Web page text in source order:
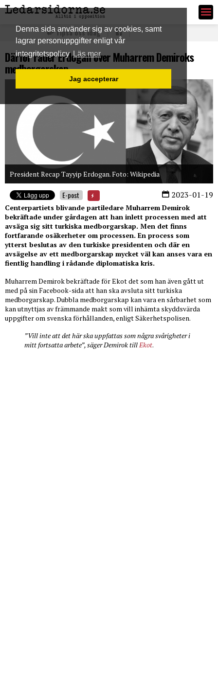
Denna sida använder sig av cookies, samt
lagrar personuppgifter enligt vår
integritetspolicy Läs mer
Jag accepterar
Ledarsidorna.se
Tipsa oss idag
Därför råder Erdogan över Muharrem Demiroks
medborgarskap
President Recap Tayyip Erdogan. Foto: Wikipedia
2023-01-19
E-post
Centerpartiets blivande partiledare Muharrem Demirok
bekräftade under gårdagen att han inlett processen med att
avsäga sig sitt turkiska medborgarskap. Men det finns
fortfarande osäkerheter om processen. En process som
ytterst beslutas av den turkiske presidenten och där en
avsägelse av ett medborgarskap mycket väl kan anses vara en
fientlig handling i rådande diplomatiska kris.
Muharrem Demirok bekräftade för Ekot det som han även gått ut
med på sin Facebook-sida att han ska avsluta sitt turkiska
medborgarskap. Dubbla medborgarskap kan vara en sårbarhet som
kan utnyttjas av främmande makt som vill inhämta skyddsvärda
uppgifter om svenska förhållanden, enligt Säkerhetspolisen.
”Vill inte att det här ska uppfattas som några svårigheter i
mitt fortsatta arbete”, säger Demirok tillEkot.